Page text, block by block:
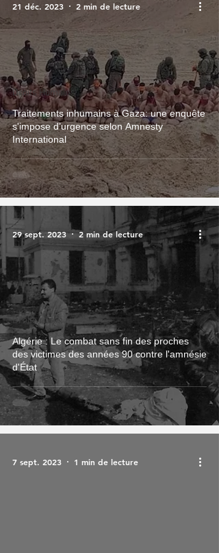
Traitements inhumains à Gaza: une enquête
s'impose d’urgence selon Amnesty
International
Droits Humains
21 déc. 2023 2 min de lecture
Algérie : Le combat sans fin des proches
des victimes des années 90 contre l'amnésie
d'État
Droits Humains
29 sept. 2023 2 min de lecture
7 sept. 2023 1 min de lecture